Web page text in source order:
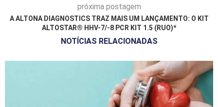
próxima postagem
A ALTONA DIAGNOSTICS TRAZ MAIS UM LANÇAMENTO: O KIT
ALTOSTAR® HHV-7/-8 PCR KIT 1.5 (RUO)*
NOTÍCIAS RELACIONADAS